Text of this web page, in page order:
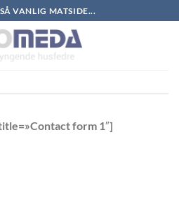
VANLIG MATSIDE...
form 1″]